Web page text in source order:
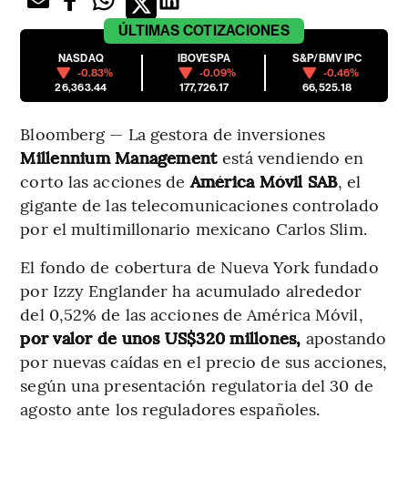
ÚLTIMAS COTIZACIONES
NASDAQ
-0.83%
26,363.44
IBOVESPA
-0.09%
177,726.17
S&P/BMV IPC
-0.46%
66,525.18
Bloomberg — La gestora de inversiones
Millennium Management está vendiendo en
corto las acciones deAmérica Móvil SAB, el
gigante de las telecomunicaciones controlado
por el multimillonario mexicano Carlos Slim.
El fondo de cobertura de Nueva York fundado
por Izzy Englander ha acumulado alrededor
del 0,52% de las acciones de América Móvil,
por valor de unos US$320 millones, apostando
por nuevas caídas en el precio de sus acciones,
según una presentación regulatoria del 30 de
agosto ante los reguladores españoles.